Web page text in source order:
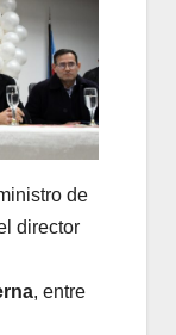
de
director
, entre